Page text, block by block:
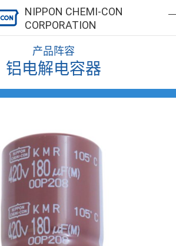
NIPPON CHEMI-CON
CORPORATION
产品阵容
铝电解电容器